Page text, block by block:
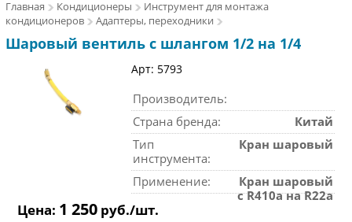
Главная Кондиционеры
Инструмент для монтажа
кондиционеров
Адаптеры, переходники
Шаровый вентиль с шлангом 1/2 на 1/4
Арт: 5793
Производитель:
Страна бренда:
Китай
Тип
инструмента:
Кран шаровый
Применение:
Кран шаровый
с R410a на R22a
Цена: 1 250 руб./шт.